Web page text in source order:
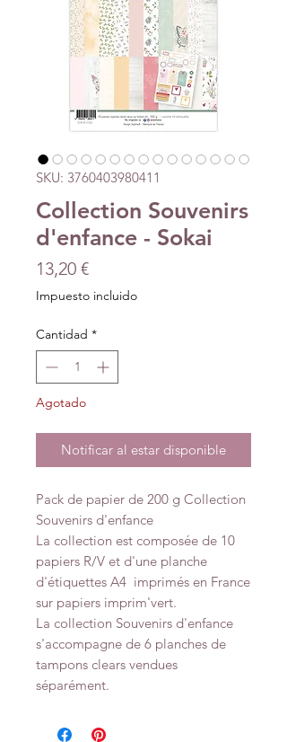
SKU: 3760403980411
Collection Souvenirs
d'enfance - Sokai
13,20 €Precio
Impuesto incluido
Cantidad *
Agotado
Notificar al estar disponible
Pack de papier de 200 g Collection
Souvenirs d'enfance
La collection est composée de 10
papiers R/V et d'une planche
d'étiquettes A4 imprimés en France
sur papiers imprim'vert.
La collection Souvenirs d'enfance
s'accompagne de 6 planches de
tampons clears vendues
séparément.